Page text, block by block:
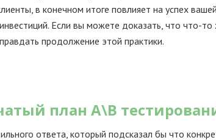
в конечном итоге повлияет на успех
Если вы можете доказать, что что-
продолжение этой практики.
план А\В
ответа, который подсказал бы что